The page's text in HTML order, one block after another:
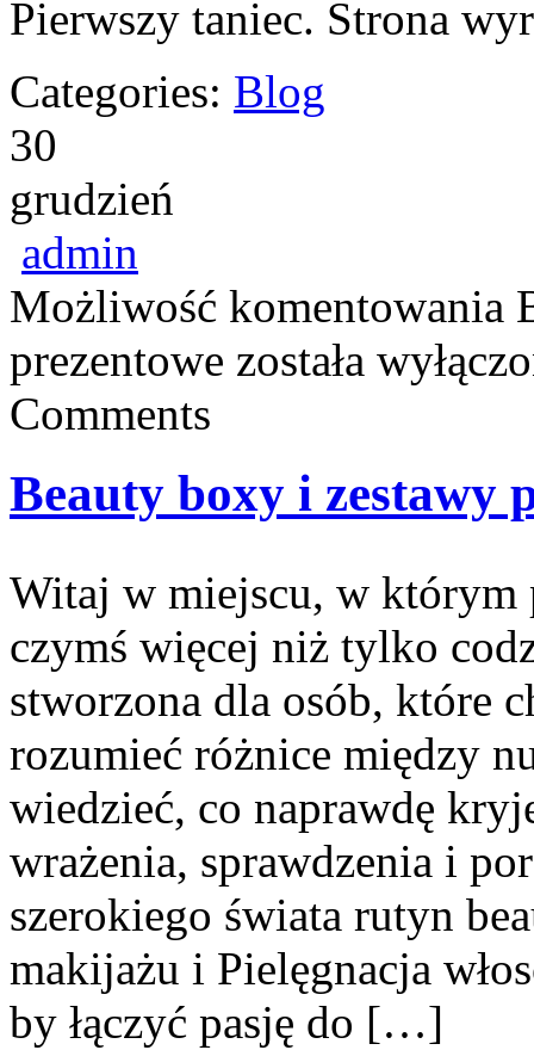
Pierwszy taniec. Strona
Categories: Blog
30
grudzień
admin
Możliwość komentowania
prezentowe została
Comments
Beauty boxy i zestawy
Witaj w miejscu, w którym
czymś więcej niż tylko
stworzona dla osób, które
rozumieć różnice między
wiedzieć, co naprawdę
wrażenia, sprawdzenia i
szerokiego świata rutyn
makijażu i Pielęgnacja
by łączyć pasję do […]